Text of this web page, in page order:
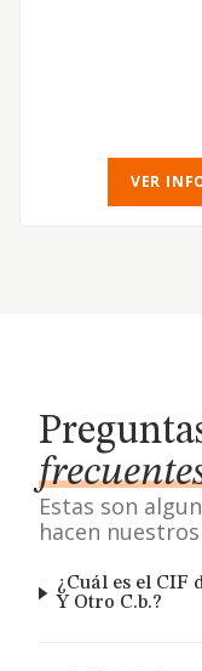
VER
Estas son
hacen
¿Cuál es el CIF
Y Otro C.b.?